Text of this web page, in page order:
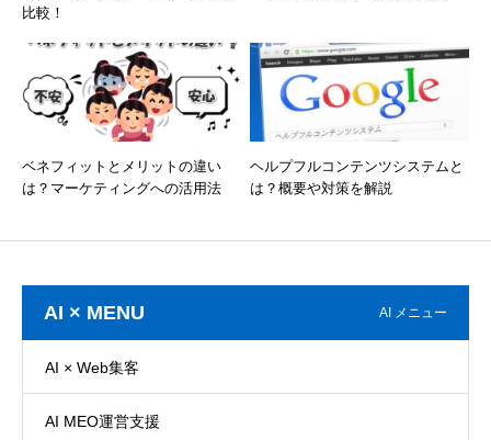
比較！
ベネフィットとメリットの違い
は？マーケティングへの活用法
ヘルプフルコンテンツシステムと
は？概要や対策を解説
AI × MENU AI メニュー
AI × Web集客
AI MEO運営支援